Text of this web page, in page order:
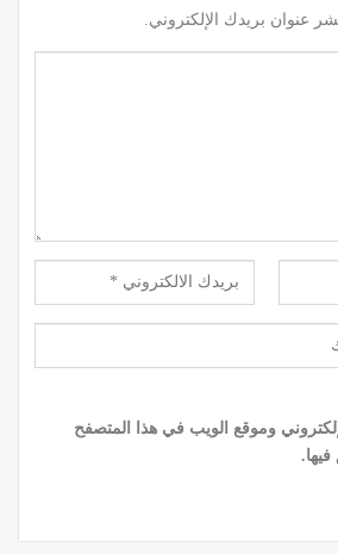
عنوان بريدك الإلكتروني.
وموقع الويب في هذا المتصفح